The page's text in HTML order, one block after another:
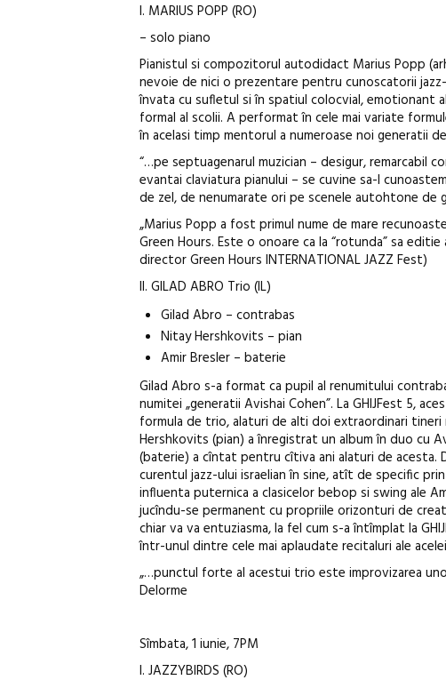
I. MARIUS POPP (RO)
– solo piano
Pianistul si compozitorul autodidact Marius Popp
nevoie de nici o prezentare pentru cunoscatorii
învata cu sufletul si în spatiul colocvial, emotionant
formal al scolii. A performat în cele mai variate
în acelasi timp mentorul a numeroase noi generatii
“…pe septuagenarul muzician – desigur,
evantai claviatura pianului – se cuvine sa-l
de zel, de nenumarate ori pe scenele autohtone de
„Marius Popp a fost primul nume de mare
Green Hours. Este o onoare ca la “rotunda” sa
director Green Hours INTERNATIONAL JAZZ Fest)
II. GILAD ABRO Trio (IL)
Gilad Abro – contrabas
Nitay Hershkovits – pian
Amir Bresler – baterie
Gilad Abro s-a format ca pupil al renumitului
numitei „generatii Avishai Cohen”. La GHIJFest 5,
formula de trio, alaturi de alti doi extraordinari tineri
Hershkovits (pian) a înregistrat un album în duo cu
(baterie) a cîntat pentru cîtiva ani alaturi de acesta.
curentul jazz-ului israelian în sine, atît de specific
influenta puternica a clasicelor bebop si swing ale
jucîndu-se permanent cu propriile orizonturi de
chiar va va entuziasma, la fel cum s-a întîmplat la
într-unul dintre cele mai aplaudate recitaluri ale
„…punctul forte al acestui trio este improvizarea
Delorme
Sîmbata, 1 iunie, 7PM
I. JAZZYBIRDS (RO)